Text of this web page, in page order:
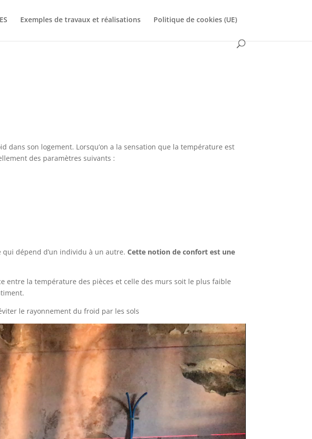
Exemples de travaux et réalisations Politique de cookies (UE)
son logement. Lorsqu’on a la sensation que la température est
des paramètres suivants :
qui dépend d’un individu à un autre.Cette notion de confort est une
entre la température des pièces et celle des murs soit le plus faible
le rayonnement du froid par les sols